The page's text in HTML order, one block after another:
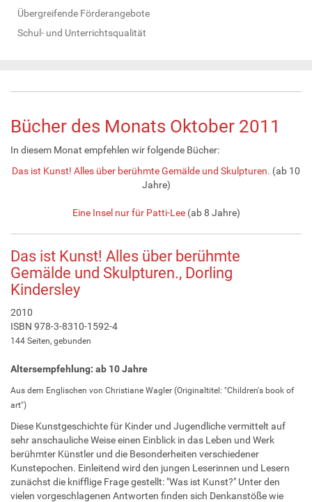
Übergreifende Förderangebote
Schul- und Unterrichtsqualität
Bücher des Monats Oktober 2011
In diesem Monat empfehlen wir folgende Bücher:
Das ist Kunst! Alles über berühmte Gemälde und Skulpturen. (ab 10
Jahre)
Eine Insel nur für Patti-Lee(ab 8 Jahre)
Das ist Kunst! Alles über berühmte
Gemälde und Skulpturen., Dorling
Kindersley
2010
ISBN 978-3-8310-1592-4
144 Seiten, gebunden
Altersempfehlung: ab 10 Jahre
Aus dem Englischen von Christiane Wagler (Originaltitel: "Children's book of
art")
Diese Kunstgeschichte für Kinder und Jugendliche vermittelt auf
sehr anschauliche Weise einen Einblick in das Leben und Werk
berühmter Künstler und die Besonderheiten verschiedener
Kunstepochen. Einleitend wird den jungen Leserinnen und Lesern
zunächst die knifflige Frage gestellt: "Was ist Kunst?" Unter den
vielen vorgeschlagenen Antworten finden sich Denkanstöße wie